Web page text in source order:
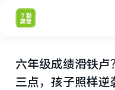
六年级成绩滑铁
三点，孩子照样逆